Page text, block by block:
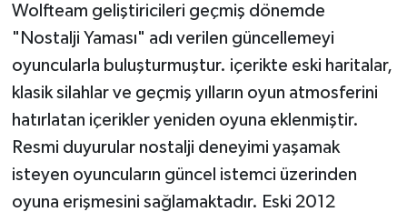
Wolfteam geliştiricileri geçmiş dönemde
"Nostalji Yaması" adı verilen güncellemeyi
oyuncularla buluşturmuştur. içerikte eski haritalar,
klasik silahlar ve geçmiş yılların oyun atmosferini
hatırlatan içerikler yeniden oyuna eklenmiştir.
Resmi duyurular nostalji deneyimi yaşamak
isteyen oyuncuların güncel istemci üzerinden
oyuna erişmesini sağlamaktadır. Eski 2012